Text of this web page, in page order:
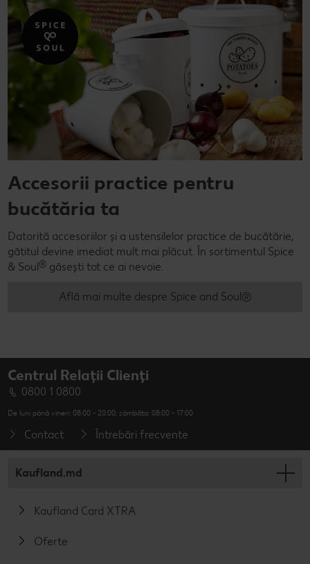
Accesorii practice pentru
bucătăria ta
Datorită accesoriilor și a ustensilelor practice de bucătărie,
gătitul devine imediat mult mai plăcut. În sortimentul Spice
& Soul® găsești tot ce ai nevoie.
Află mai multe despre Spice and Soul®
Centrul Relații Clienți
0800 1 0800
De luni până vineri: 08:00 - 20:00; sâmbăta: 08:00 - 17:00
Contact Întrebări frecvente
Kaufland.md
Kaufland Card XTRA
Oferte